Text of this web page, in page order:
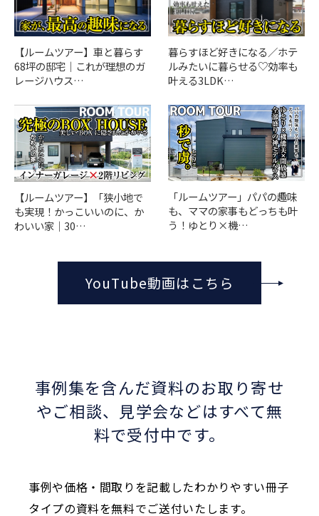
【ルームツアー】車と暮らす
68坪の邸宅｜これが理想のガ
レージハウス…
暮らすほど好きになる／ホテ
ルみたいに暮らせる♡効率も
叶える3LDK…
【ルームツアー】「狭小地で
も実現！かっこいいのに、か
わいい家｜30…
「ルームツアー」パパの趣味
も、ママの家事もどっちも叶
う！ゆとり×機…
YouTube動画はこちら
事例集を含んだ資料のお取り寄せ
やご相談、
見学会などはすべて無
料で受付中です。
事例や価格・間取りを記載したわかりやすい冊子
タイプの資料を無料でご送付いたします。